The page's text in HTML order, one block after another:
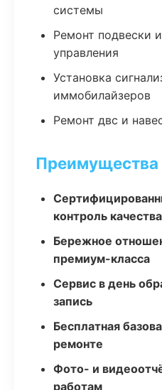
системы
Ремонт подвески
управления
Установка
иммобилайзеров
Ремонт двс и
Преимущества
контроль качества
Бережное
премиум-класса
Сервис в день
запись
Бесплатная
ремонте
Фото- и
работам